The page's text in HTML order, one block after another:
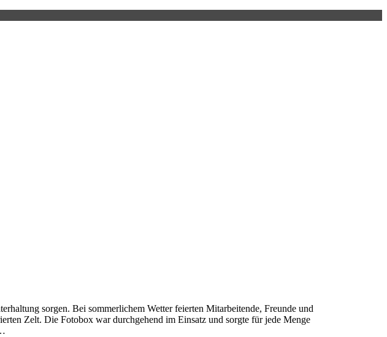
sorgen. Bei sommerlichem Wetter feierten Mitarbeitende, Freunde und
Zelt. Die Fotobox war durchgehend im Einsatz und sorgte für jede Menge